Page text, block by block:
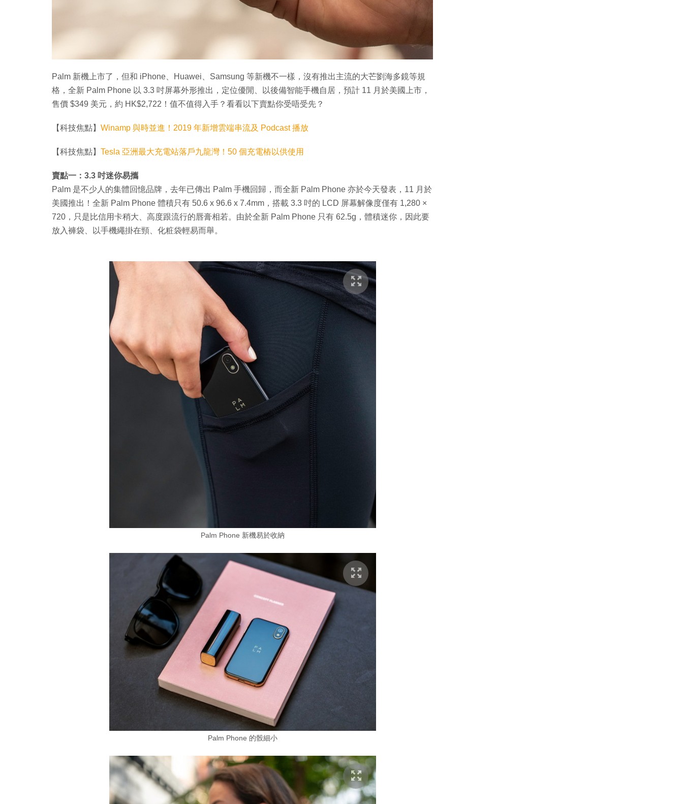
Palm 新機上市了，但和 iPhone、Huawei、Samsung 等新機不一樣，沒有推出主流的大芒劉海多鏡等規
格，全新 Palm Phone 以 3.3 吋屏幕外形推出，定位優閒、以後備智能手機自居，預計 11 月於美國上市，
售價 $349 美元，約 HK$2,722！值不值得入手？看看以下賣點你受唔受先？
【科技焦點】 Winamp 與時並進！2019 年新增雲端串流及 Podcast 播放
【科技焦點】 Tesla 亞洲最大充電站落戶九龍灣！50 個充電樁以供使用
賣點一：3.3 吋迷你易攜
Palm 是不少人的集體回憶品牌，去年已傳出 Palm 手機回歸，而全新 Palm Phone 亦於今天發表，11 月於
美國推出！全新 Palm Phone 體積只有 50.6 x 96.6 x 7.4mm，搭載 3.3 吋的 LCD 屏幕解像度僅有 1,280 ×
720，只是比信用卡稍大、高度跟流行的唇膏相若。由於全新 Palm Phone 只有 62.5g，體積迷你，因此要
放入褲袋、以手機繩掛在頸、化粧袋輕易而舉。
Palm Phone 新機易於收納
Palm Phone 的骰細小